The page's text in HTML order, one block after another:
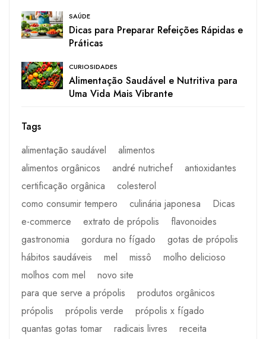
SAÚDE
Dicas para Preparar Refeições Rápidas e
Práticas
CURIOSIDADES
Alimentação Saudável e Nutritiva para
Uma Vida Mais Vibrante
Tags
alimentação saudável
alimentos
alimentos orgânicos
andré nutrichef
antioxidantes
certificação orgânica
colesterol
como consumir tempero
culinária japonesa
Dicas
e-commerce
extrato de própolis
flavonoides
gastronomia
gordura no fígado
gotas de própolis
hábitos saudáveis
mel missô
molho delicioso
molhos com mel
novo site
para que serve a própolis
produtos orgânicos
própolis
própolis verde
própolis x fígado
quantas gotas tomar
radicais livres
receita